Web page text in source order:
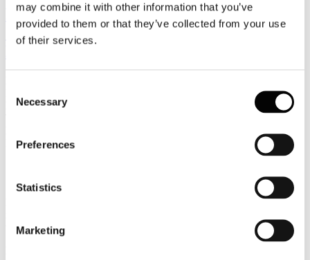
may combine it with other information that you’ve
provided to them or that they’ve collected from your use
of their services.
Selection
Necessary
Preferences
Statistics
Marketing
FEDERTERME - Federazione Italiana
delle Industrie Termali e delle Acque
Indirizzo: Via Po, 22 00198 Roma
E-mail:segreteria@federterme.it
La Federterme è stata fondata nel 1919 ed è l’unica organizzazione
vi aderiscono per la quasi totalità.